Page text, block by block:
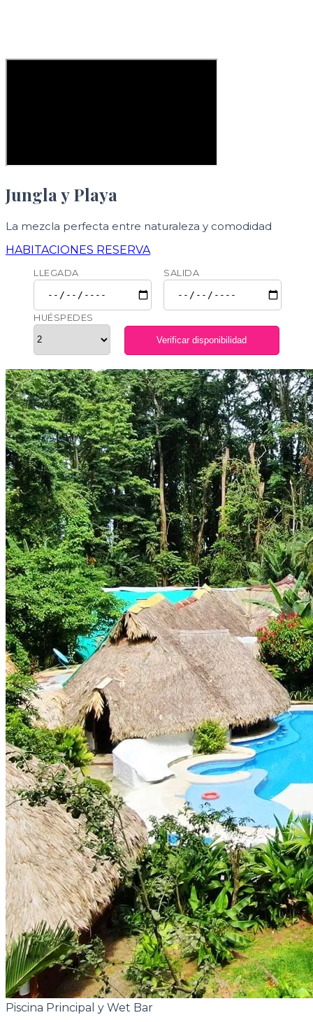
Jungla y Playa
La mezcla perfecta entre naturaleza y comodidad
HABITACIONES RESERVA
LLEGADA SALIDA
HUÉSPEDES
Piscina Principal y Wet Bar